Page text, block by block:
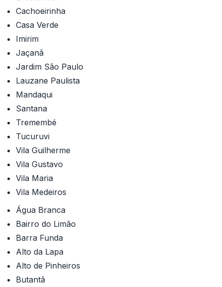
Cachoeirinha
Casa Verde
Imirim
Jaçanã
Jardim São Paulo
Lauzane Paulista
Mandaqui
Santana
Tremembé
Tucuruvi
Vila Guilherme
Vila Gustavo
Vila Maria
Vila Medeiros
Água Branca
Bairro do Limão
Barra Funda
Alto da Lapa
Alto de Pinheiros
Butantã